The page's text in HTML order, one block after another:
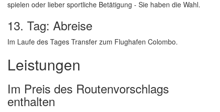
spielen oder lieber sportliche Betätigung - Sie haben die Wahl.
13. Tag: Abreise
Im Laufe des Tages Transfer zum Flughafen Colombo.
Leistungen
Im Preis des Routenvorschlags
enthalten